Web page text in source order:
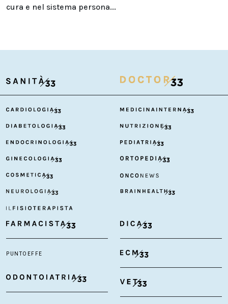
cura e nel sistema persona...